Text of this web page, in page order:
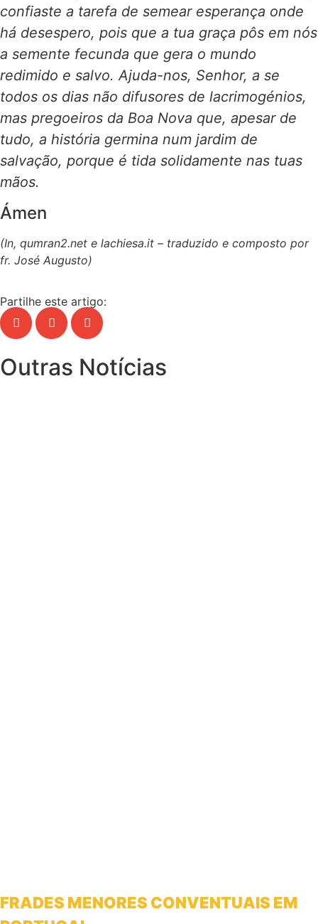
confiaste a tarefa de semear esperança onde
há desespero, pois que a tua graça pôs em nós
a semente fecunda que gera o mundo
redimido e salvo. Ajuda-nos, Senhor, a se
todos os dias não difusores de lacrimogénios,
mas pregoeiros da Boa Nova que, apesar de
tudo, a história germina num jardim de
salvação, porque é tida solidamente nas tuas
mãos.
Ámen
(In, qumran2.net e lachiesa.it – traduzido e composto por
fr. José Augusto)
Partilhe este artigo:
Outras Notícias
FRADES MENORES CONVENTUAIS EM